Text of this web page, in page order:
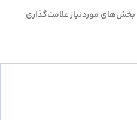
بخش‌های موردنیاز علامت‌گذاری